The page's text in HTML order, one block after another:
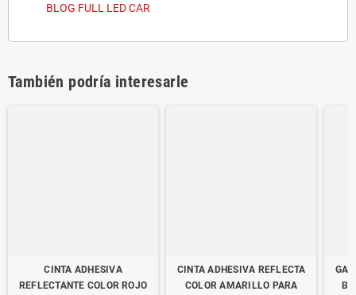
BLOG FULL LED CAR
También podría interesarle
CINTA ADHESIVA
REFLECTANTE COLOR ROJO
CINTA ADHESIVA REFLECTA
COLOR AMARILLO PARA